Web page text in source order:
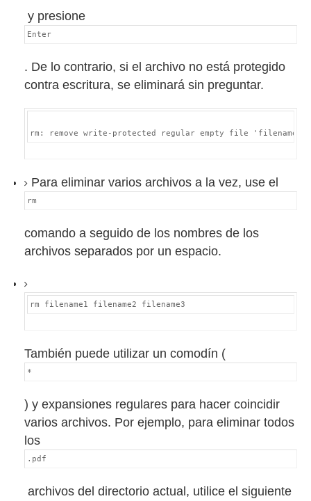
y presione
Enter
. De lo contrario, si el archivo no está protegido
contra escritura, se eliminará sin preguntar.
rm: remove write-protected regular empty file 'filename'?
Para eliminar varios archivos a la vez, use el
rm
comando a seguido de los nombres de los
archivos separados por un espacio.
rm filename1 filename2 filename3
También puede utilizar un comodín (
*
) y expansiones regulares para hacer coincidir
varios archivos. Por ejemplo, para eliminar todos
los
.pdf
archivos del directorio actual, utilice el siguiente